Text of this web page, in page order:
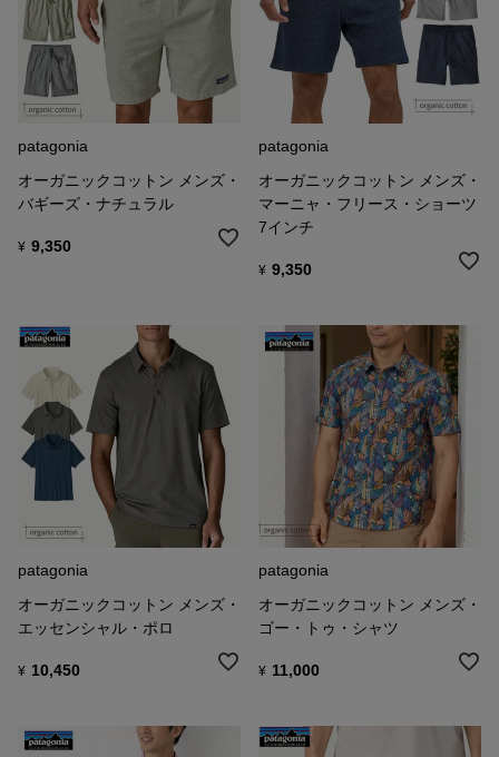
おります。
ギフト等でさしつかえのある方は、お手数ですがお申し出下さい。
patagonia
オーガニックコットン メンズ・
バギーズ・ナチュラル
¥ 9,350
patagonia
オーガニックコットン メンズ・
マーニャ・フリース・ショーツ
7インチ
¥ 9,350
patagonia
オーガニックコットン メンズ・
エッセンシャル・ポロ
¥ 10,450
patagonia
オーガニックコットン メンズ・
ゴー・トゥ・シャツ
¥ 11,000